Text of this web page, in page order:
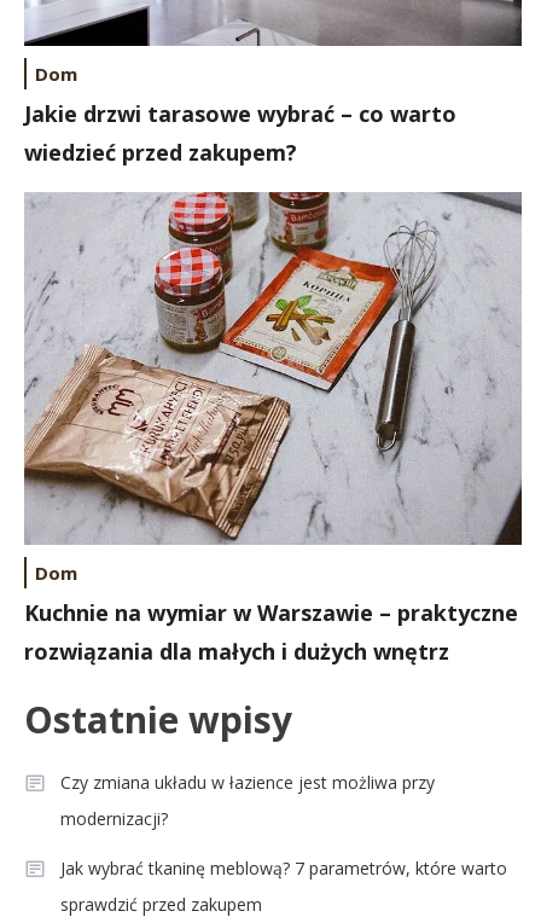
Dom
Jakie drzwi tarasowe wybrać – co warto
wiedzieć przed zakupem?
Dom
Kuchnie na wymiar w Warszawie – praktyczne
rozwiązania dla małych i dużych wnętrz
Ostatnie wpisy
Czy zmiana układu w łazience jest możliwa przy
modernizacji?
Jak wybrać tkaninę meblową? 7 parametrów, które warto
sprawdzić przed zakupem